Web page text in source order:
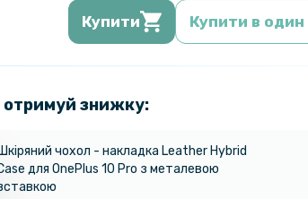
Купити Купити в один
отримуй знижку:
чохол - накладка Leather Hybrid
для OnePlus 10 Pro з металевою